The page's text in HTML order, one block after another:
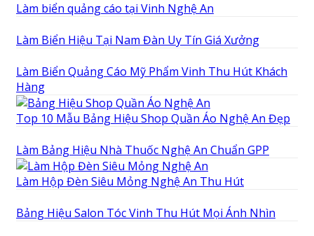
Làm biển quảng cáo tại Vinh Nghệ An
Làm Biển Hiệu Tại Nam Đàn Uy Tín Giá Xưởng
Làm Biển Quảng Cáo Mỹ Phẩm Vinh Thu Hút Khách
Hàng
Top 10 Mẫu Bảng Hiệu Shop Quần Áo Nghệ An Đẹp
Làm Bảng Hiệu Nhà Thuốc Nghệ An Chuẩn GPP
Làm Hộp Đèn Siêu Mỏng Nghệ An Thu Hút
Bảng Hiệu Salon Tóc Vinh Thu Hút Mọi Ánh Nhìn